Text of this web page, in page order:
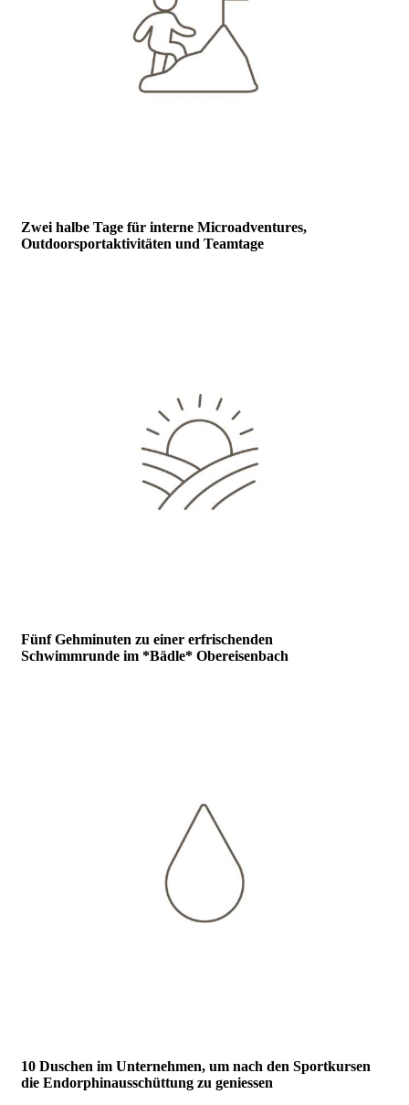
Zwei halbe Tage für interne Microadventures,
Outdoorsportaktivitäten und Teamtage
Fünf Gehminuten zu einer erfrischenden
Schwimmrunde im *Bädle* Obereisenbach
10 Duschen im Unternehmen, um nach den Sportkursen
die Endorphinausschüttung zu geniessen